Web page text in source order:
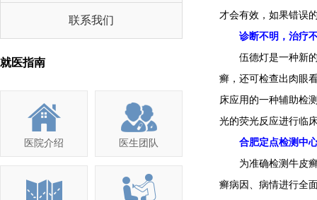
联系我们
就医指南
医院介绍 医生团队
才会有效，如果错误
诊断不明，治疗不
伍德灯是一种新的
癣，还可检查出肉眼
床应用的一种辅助检
光的荧光反应进行临
合肥定点检测中心
为准确检测牛皮癣
癣病因、病情进行全